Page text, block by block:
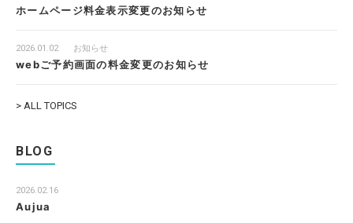
ホームページ料金表示変更のお知らせ
2026.01.02 お知らせ
webご予約画面の料金変更のお知らせ
> ALL TOPICS
BLOG
2026.02.16
Aujua